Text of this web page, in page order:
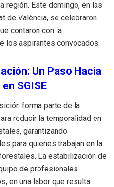
región. Este domingo, en las
de València, se celebraron
contaron con la
los aspirantes convocados.
Un Paso Hacia
SGISE
forma parte de la
reducir la temporalidad en
garantizando
para quienes trabajan en la
La estabilización de
de profesionales
en una labor que resulta